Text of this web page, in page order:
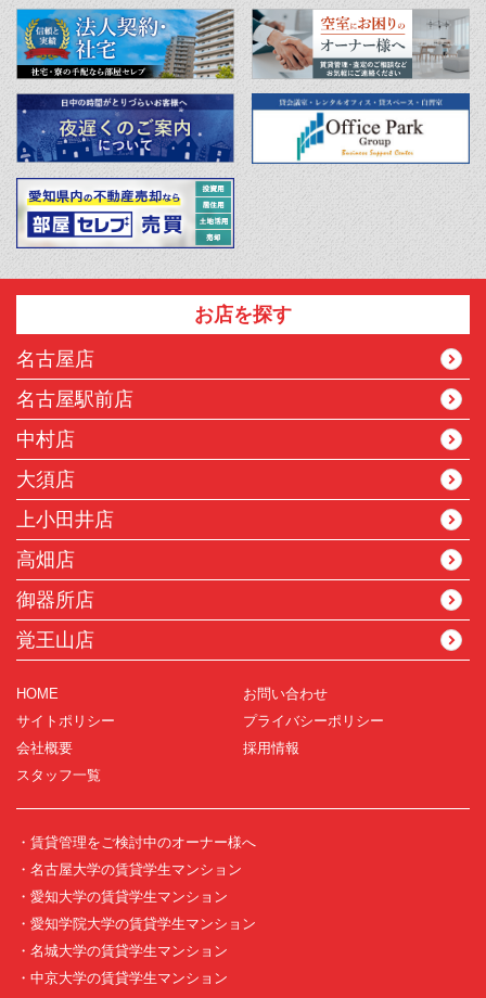
お店を探す
名古屋店
名古屋駅前店
中村店
大須店
上小田井店
高畑店
御器所店
覚王山店
HOME
お問い合わせ
サイトポリシー
プライバシーポリシー
会社概要
採用情報
スタッフ一覧
・賃貸管理をご検討中のオーナー様へ
・名古屋大学の賃貸学生マンション
・愛知大学の賃貸学生マンション
・愛知学院大学の賃貸学生マンション
・名城大学の賃貸学生マンション
・中京大学の賃貸学生マンション